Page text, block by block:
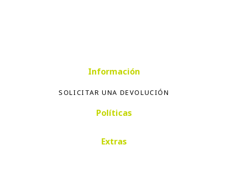
SOLICITAR UNA DEVOLUCIÓN
Políticas